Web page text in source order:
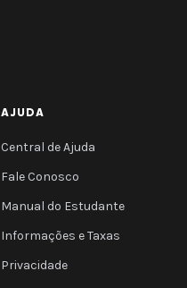
AJUDA
Central de Ajuda
Fale Conosco
Manual do Estudante
Informações e Taxas
Privacidade